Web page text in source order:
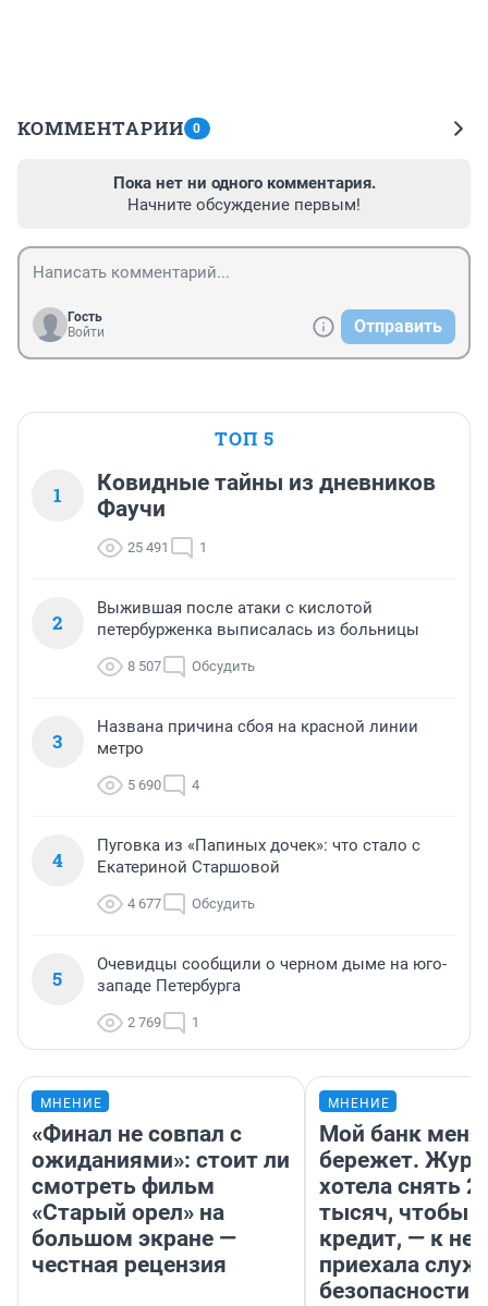
КОММЕНТАРИИ 0
Пока нет ни одного комментария.
Начните обсуждение первым!
Гость
Войти
Отправить
ТОП 5
1
Ковидные тайны из дневников
Фаучи
25 491 1
2
Выжившая после атаки с кислотой
петербурженка выписалась из больницы
8 507 Обсудить
3
Названа причина сбоя на красной линии
метро
5 690 4
4
Пуговка из «Папиных дочек»: что стало с
Екатериной Старшовой
4 677 Обсудить
5
Очевидцы сообщили о черном дыме на юго-
западе Петербурга
2 769 1
МНЕНИЕ
«Финал не совпал с
ожиданиями»: стоит ли
смотреть фильм
«Старый орел» на
большом экране —
честная рецензия
МНЕНИЕ
Мой банк меня
бережет.
хотела снять
тысяч, чтобы
кредит, — к
приехала
безопасности